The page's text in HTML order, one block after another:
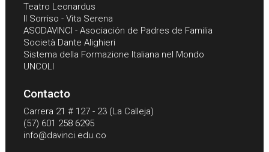
Teatro Leonardus
Il Sorriso - Vita Serena
ASODAVINCI - Asociación de Padres de Familia
Società Dante Alighieri
Sistema della Formazione Italiana nel Mondo
UNCOLI
Contacto
Carrera 21 # 127 - 23 (La Calleja)
(57) 601 258 6295
info@davinci.edu.co